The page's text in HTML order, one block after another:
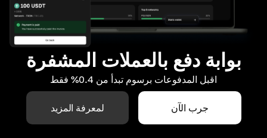
بوابة دفع بالعملات المشفرة
اقبل المدفوعات برسوم تبدأ من 0.4% فقط
جرب الآن لمعرفة المزيد